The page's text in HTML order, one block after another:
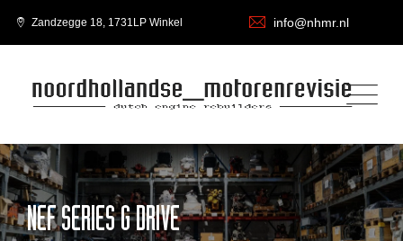
Zandzegge 18, 1731LP Winkel info@nhmr.nl
NEF SERIES G DRIVE